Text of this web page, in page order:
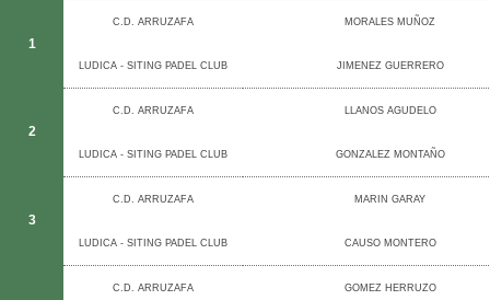
1
C.D. ARRUZAFA MORALES MUÑOZ
LUDICA - SITING PADEL CLUB JIMENEZ GUERRERO
2
C.D. ARRUZAFA LLANOS AGUDELO
LUDICA - SITING PADEL CLUB GONZALEZ MONTAÑO
3
C.D. ARRUZAFA MARIN GARAY
LUDICA - SITING PADEL CLUB CAUSO MONTERO
C.D. ARRUZAFA GOMEZ HERRUZO